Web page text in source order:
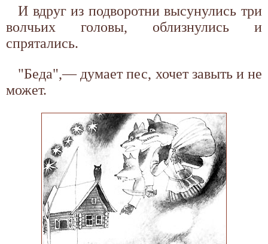
И вдруг из подворотни высунулись три
волчьих головы, облизнулись и
спрятались.
"Беда",— думает пес, хочет завыть и не
может.